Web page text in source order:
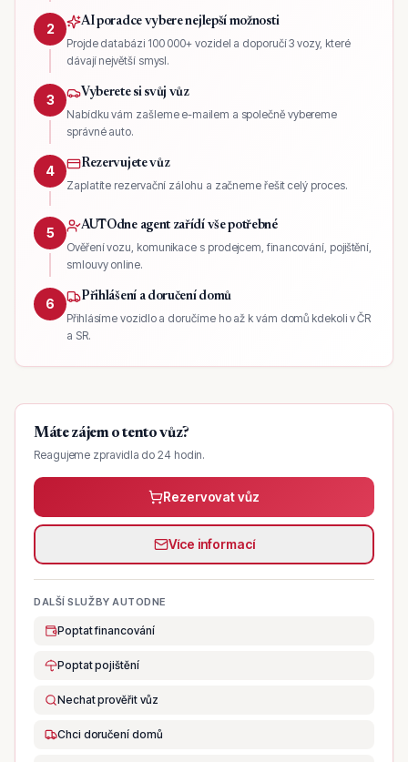
2 AI poradce vybere nejlepší možnosti
Projde databázi 100 000+ vozidel a doporučí 3 vozy, které
dávají největší smysl.
3 Vyberete si svůj vůz
Nabídku vám zašleme e-mailem a společně vybereme
správné auto.
4 Rezervujete vůz
Zaplatíte rezervační zálohu a začneme řešit celý proces.
5 AUTOdne agent zařídí vše potřebné
Ověření vozu, komunikace s prodejcem, financování, pojištění,
smlouvy online.
6 Přihlášení a doručení domů
Přihlásíme vozidlo a doručíme ho až k vám domů kdekoli v ČR
a SR.
Máte zájem o tento vůz?
Reagujeme zpravidla do 24 hodin.
Rezervovat vůz
Více informací
DALŠÍ SLUŽBY AUTODNE
Poptat financování
Poptat pojištění
Nechat prověřit vůz
Chci doručení domů